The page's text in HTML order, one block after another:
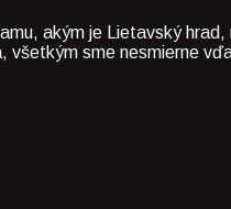
akým je Lietavský
všetkým sme nesmierne